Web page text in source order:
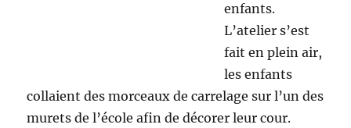
Petit groupe, petits escargots en pâte à
modeler, gros coups de poing dans le punching